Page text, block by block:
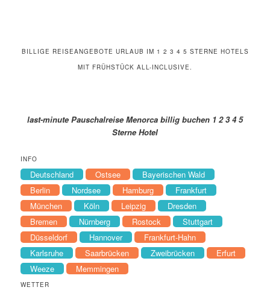
BILLIGE REISEANGEBOTE URLAUB IM 1 2 3 4 5 STERNE HOTELS
MIT FRÜHSTÜCK ALL-INCLUSIVE.
last-minute Pauschalreise Menorca billig buchen 1 2 3 4 5
Sterne Hotel
INFO
Deutschland Ostsee
Bayerischen Wald
Berlin
Nordsee Hamburg
Frankfurt
München
Köln Leipzig
Dresden
Bremen
Nürnberg Rostock
Stuttgart
Düsseldorf
Hannover
Frankfurt-Hahn
Karlsruhe
Saarbrücken Zweibrücken
Erfurt
Weeze
Memmingen
WETTER